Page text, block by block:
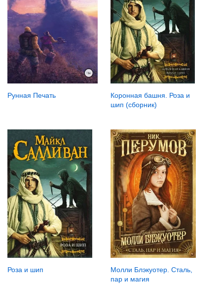
Рунная Печать
Коронная башня. Роза и
шип (сборник)
Роза и шип
Молли Блэкуотер. Сталь,
пар и магия